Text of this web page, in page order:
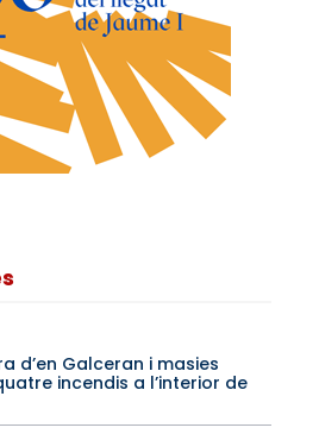
d’en Galceran i masies
incendis a l’interior de